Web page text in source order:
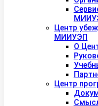
Центр
МИИУЭП
О
Центр